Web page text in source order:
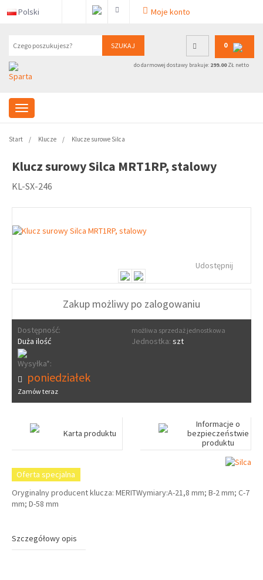
Polski Moje konto
SZUKAJ 0
do darmowej dostawy brakuje: 299.00ZŁ netto
Start Klucze Klucze surowe Silca
Klucz surowy Silca MRT1RP, stalowy
KL-SX-246
Udostępnij
Zakup możliwy po zalogowaniu
Dostępność:
Duża ilość
możliwa sprzedaż jednostkowa
Jednostka: szt
Wysyłka*:
poniedziałek
Zamów teraz
Karta produktu
Informacje o
bezpieczeństwie
produktu
Oferta specjalna
Oryginalny producent klucza: MERITWymiary:A-21,8 mm; B-2 mm; C-7
mm; D-58 mm
Szczegółowy opis